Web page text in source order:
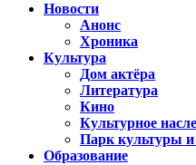
Новости
Анонс
Хроника
Культура
Дом актёра
Литература
Кино
Культурное
Парк культуры и
Образование